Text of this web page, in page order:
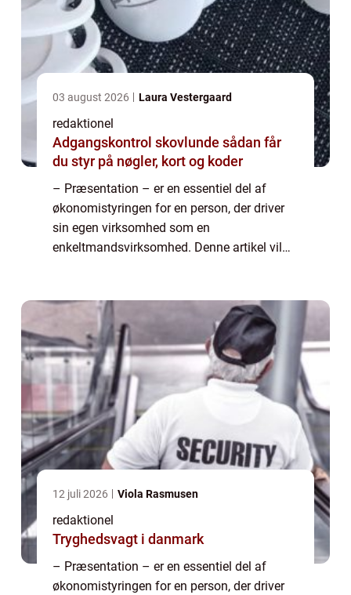
03 august 2026 Laura Vestergaard
redaktionel
Adgangskontrol skovlunde sådan får
du styr på nøgler, kort og koder
– Præsentation – er en essentiel del af
økonomistyringen for en person, der driver
sin egen virksomhed som en
enkeltmandsvirksomhed. Denne artikel vil
12 juli 2026 Viola Rasmusen
redaktionel
Tryghedsvagt i danmark
– Præsentation – er en essentiel del af
økonomistyringen for en person, der driver